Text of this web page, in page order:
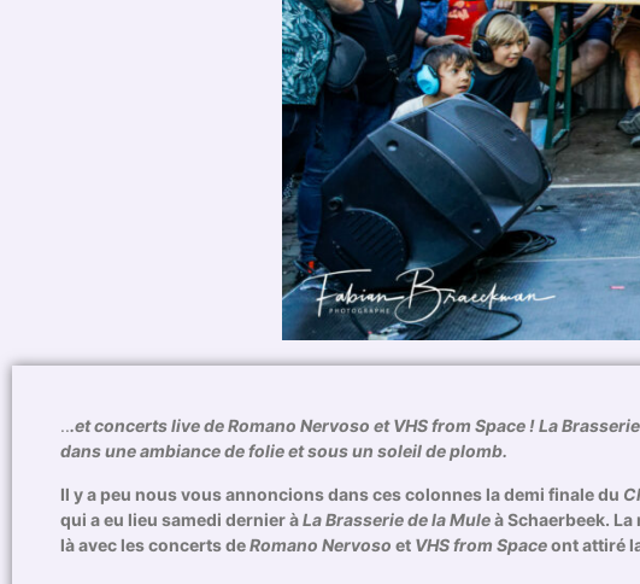
...et concerts live de Romano Nervoso et VHS from Space ! La
dans une ambiance de folie et sous un soleil de plomb.
Il y a peu nous vous annoncions dans ces colonnes la demi finale du
qui a eu lieu samedi dernier àLa Brasserie de la Muleà Schaerbeek.
là avec les concerts deRomano Nervoso et VHS from Spaceont attiré